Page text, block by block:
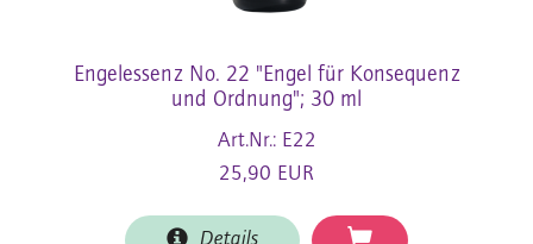
Engelessenz No. 22 "Engel für Konsequenz
und Ordnung"; 30 ml
Art.Nr.: E22
25,90 EUR